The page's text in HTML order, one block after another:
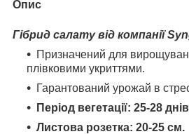
Опис
Гібрид салату від компанії
Призначений для
плівковими укриттями.
Гарантований урожай в
Період вегетації: 25-28 днів
Листова розетка: 20-25 см.